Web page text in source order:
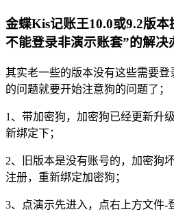
金蝶Kis记账王10.0或9.2版本
不能登录非演示账套”的解决
其实老一些的版本没有这些需要
的问题就要开始注意狗的问题了；
1、带加密狗，加密狗已经更新升
新绑定下；
2、旧版本是没有账号的，加密狗
注册，重新绑定加密狗；
3、点演示先进入，点右上方文件-